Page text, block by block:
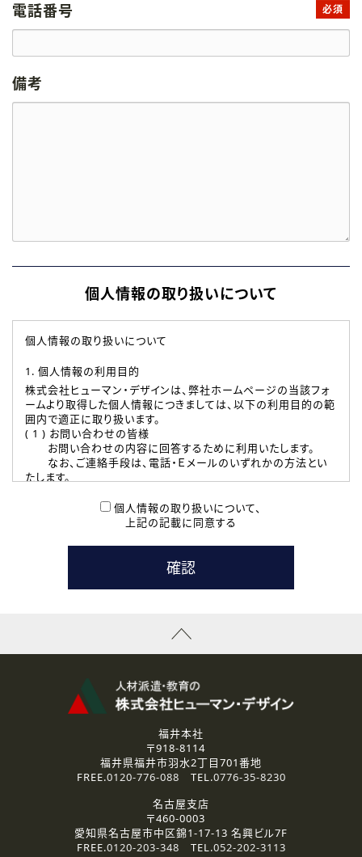
電話番号 必須
備考
個人情報の取り扱いについて
個人情報の取り扱いについて
1. 個人情報の利用目的
株式会社ヒューマン・デザインは、弊社ホームページの当該フォ
ームより取得した個人情報につきましては、以下の利用目的の範
囲内で適正に取り扱います。
( 1 ) お問い合わせの皆様
お問い合わせの内容に回答するために利用いたします。
なお、ご連絡手段は、電話・Ｅメールのいずれかの方法とい
たします。
本登録に関するご連絡および本登録時の参考情報として利
たします。
( 3 ) スタッフ派遣を検討されている企業の皆様
お問い合わせの内容に回答するために利用いたします。
なお、ご連絡手段は、電話・Ｅメールのいずれかの方法とい
資料送付、受講相談に関するご連絡のために利用いたしま
その他、お問い合わせの内容に回答するために利用いたし
なお、ご連絡手段は、電話・Ｅメールのいずれかの方法とい
2.個人情報の第三者提供
ご提供いただいた個人情報は、法令等の規定に従う場合を除き、
3.個人情報の取り扱いの委託
弊社の定める個人情報保護の評価基準を満たした委託先に、個
人情報を委託する場合があります。
個人情報の取り扱いについて、
上記の記載に同意する
福井本社
〒918-8114
福井県福井市羽水2丁目701番地
FREE.0120-776-088 TEL.0776-35-8230
名古屋支店
〒460-0003
愛知県名古屋市中区錦1-17-13 名興ビル7F
FREE.0120-203-348 TEL.052-202-3113